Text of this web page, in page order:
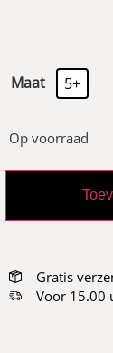
Maat 5+
Op voorraad
Gratis
Voor 15.00